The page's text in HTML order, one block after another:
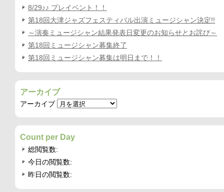
8/29♪♪ プレイベント！！
第18回大津ジャズフェスティバル出演ミュージシャン決定!!
～演奏ミュージシャン結果発表日変更のお知らせとお詫び～
第18回ミュージシャン募集終了
第18回ミュージシャン募集は明日まで！！
アーカイブ
アーカイブ
Count per Day
総閲覧数:
今日の閲覧数:
昨日の閲覧数: